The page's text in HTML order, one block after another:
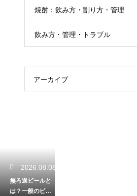
焼酎：飲み方・割り方・管理
飲み方・管理・トラブル
アーカイブ
2026.08.08
無ろ過ビールと
は？一般のビー